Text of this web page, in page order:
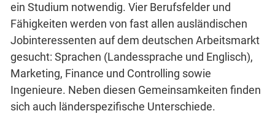
ein Studium notwendig. Vier Berufsfelder und
Fähigkeiten werden von fast allen ausländischen
Jobinteressenten auf dem deutschen Arbeitsmarkt
gesucht: Sprachen (Landessprache und Englisch),
Marketing, Finance und Controlling sowie
Ingenieure. Neben diesen Gemeinsamkeiten finden
sich auch länderspezifische Unterschiede.